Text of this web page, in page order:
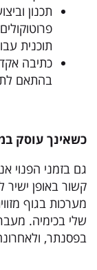
תכנון
תוכנית
כתיבה
בהתאם
כשאינך עוסק
גם בזמני הפנוי
קשור באופן
מערכות בגוף
שלי בכימיה.
בפסנתר,